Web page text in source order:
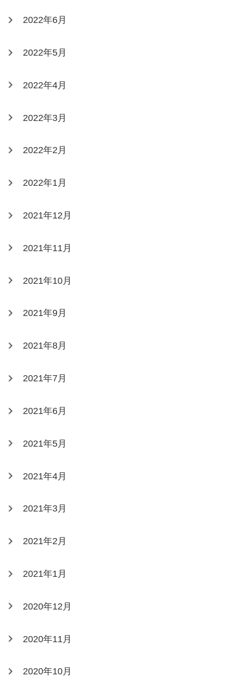
2022年6月
2022年5月
2022年4月
2022年3月
2022年2月
2022年1月
2021年12月
2021年11月
2021年10月
2021年9月
2021年8月
2021年7月
2021年6月
2021年5月
2021年4月
2021年3月
2021年2月
2021年1月
2020年12月
2020年11月
2020年10月